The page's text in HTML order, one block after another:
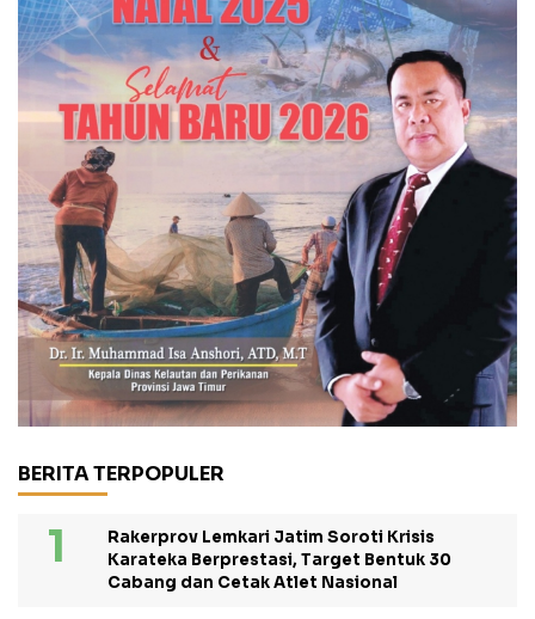
BERITA TERPOPULER
Rakerprov Lemkari Jatim Soroti Krisis
Karateka Berprestasi, Target Bentuk 30
Cabang dan Cetak Atlet Nasional